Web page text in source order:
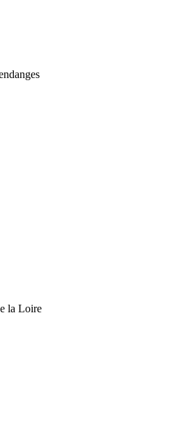
la Loire